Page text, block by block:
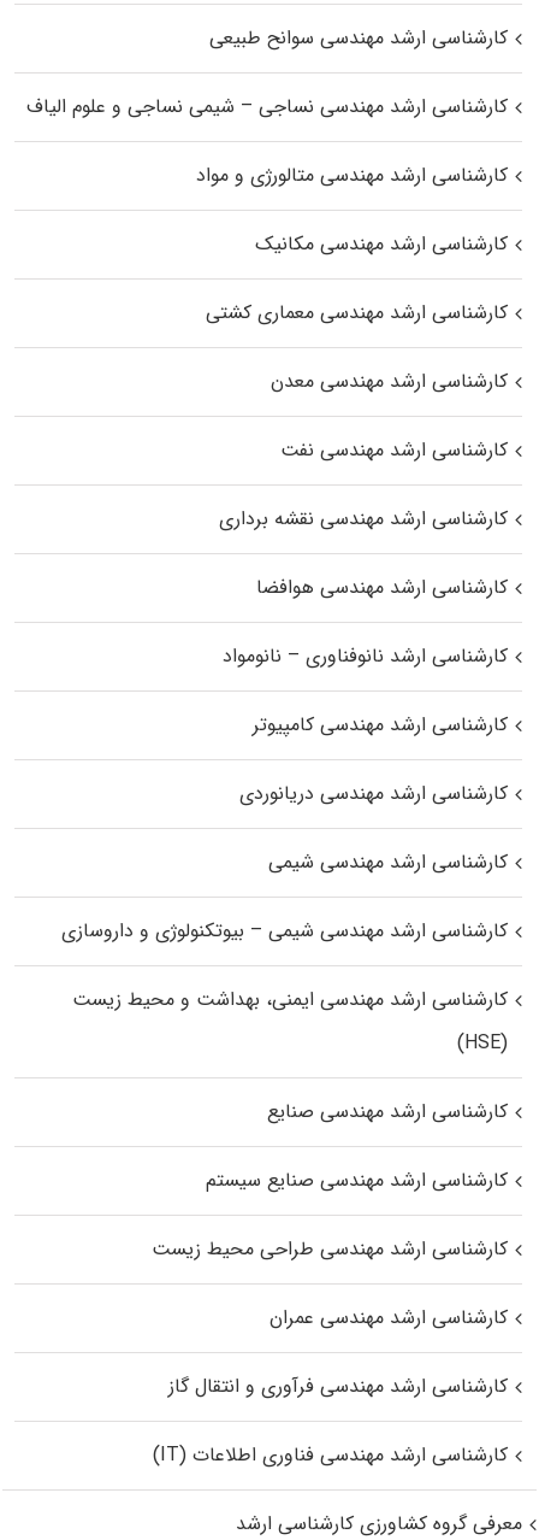
کارشناسی ارشد مهندسی سوانح طبیعی
کارشناسی ارشد مهندسی نساجی – شیمی نساجی و علوم الیاف
کارشناسی ارشد مهندسی متالورژی و مواد
کارشناسی ارشد مهندسی مکانیک
کارشناسی ارشد مهندسی معماری کشتی
کارشناسی ارشد مهندسی معدن
کارشناسی ارشد مهندسی نفت
کارشناسی ارشد مهندسی نقشه برداری
کارشناسی ارشد مهندسی هوافضا
کارشناسی ارشد نانوفناوری – نانومواد
کارشناسی ارشد مهندسی کامپیوتر
کارشناسی ارشد مهندسی دریانوردی
کارشناسی ارشد مهندسی شیمی
کارشناسی ارشد مهندسی شیمی – بیوتکنولوژی و داروسازی
کارشناسی ارشد مهندسی ایمنی، بهداشت و محیط زیست
(HSE)
کارشناسی ارشد مهندسی صنایع
کارشناسی ارشد مهندسی صنایع سیستم
کارشناسی ارشد مهندسی طراحی محیط زیست
کارشناسی ارشد مهندسی عمران
کارشناسی ارشد مهندسی فرآوری و انتقال گاز
کارشناسی ارشد مهندسی فناوری اطلاعات (IT)
معرفی گروه کشاورزی کارشناسی ارشد